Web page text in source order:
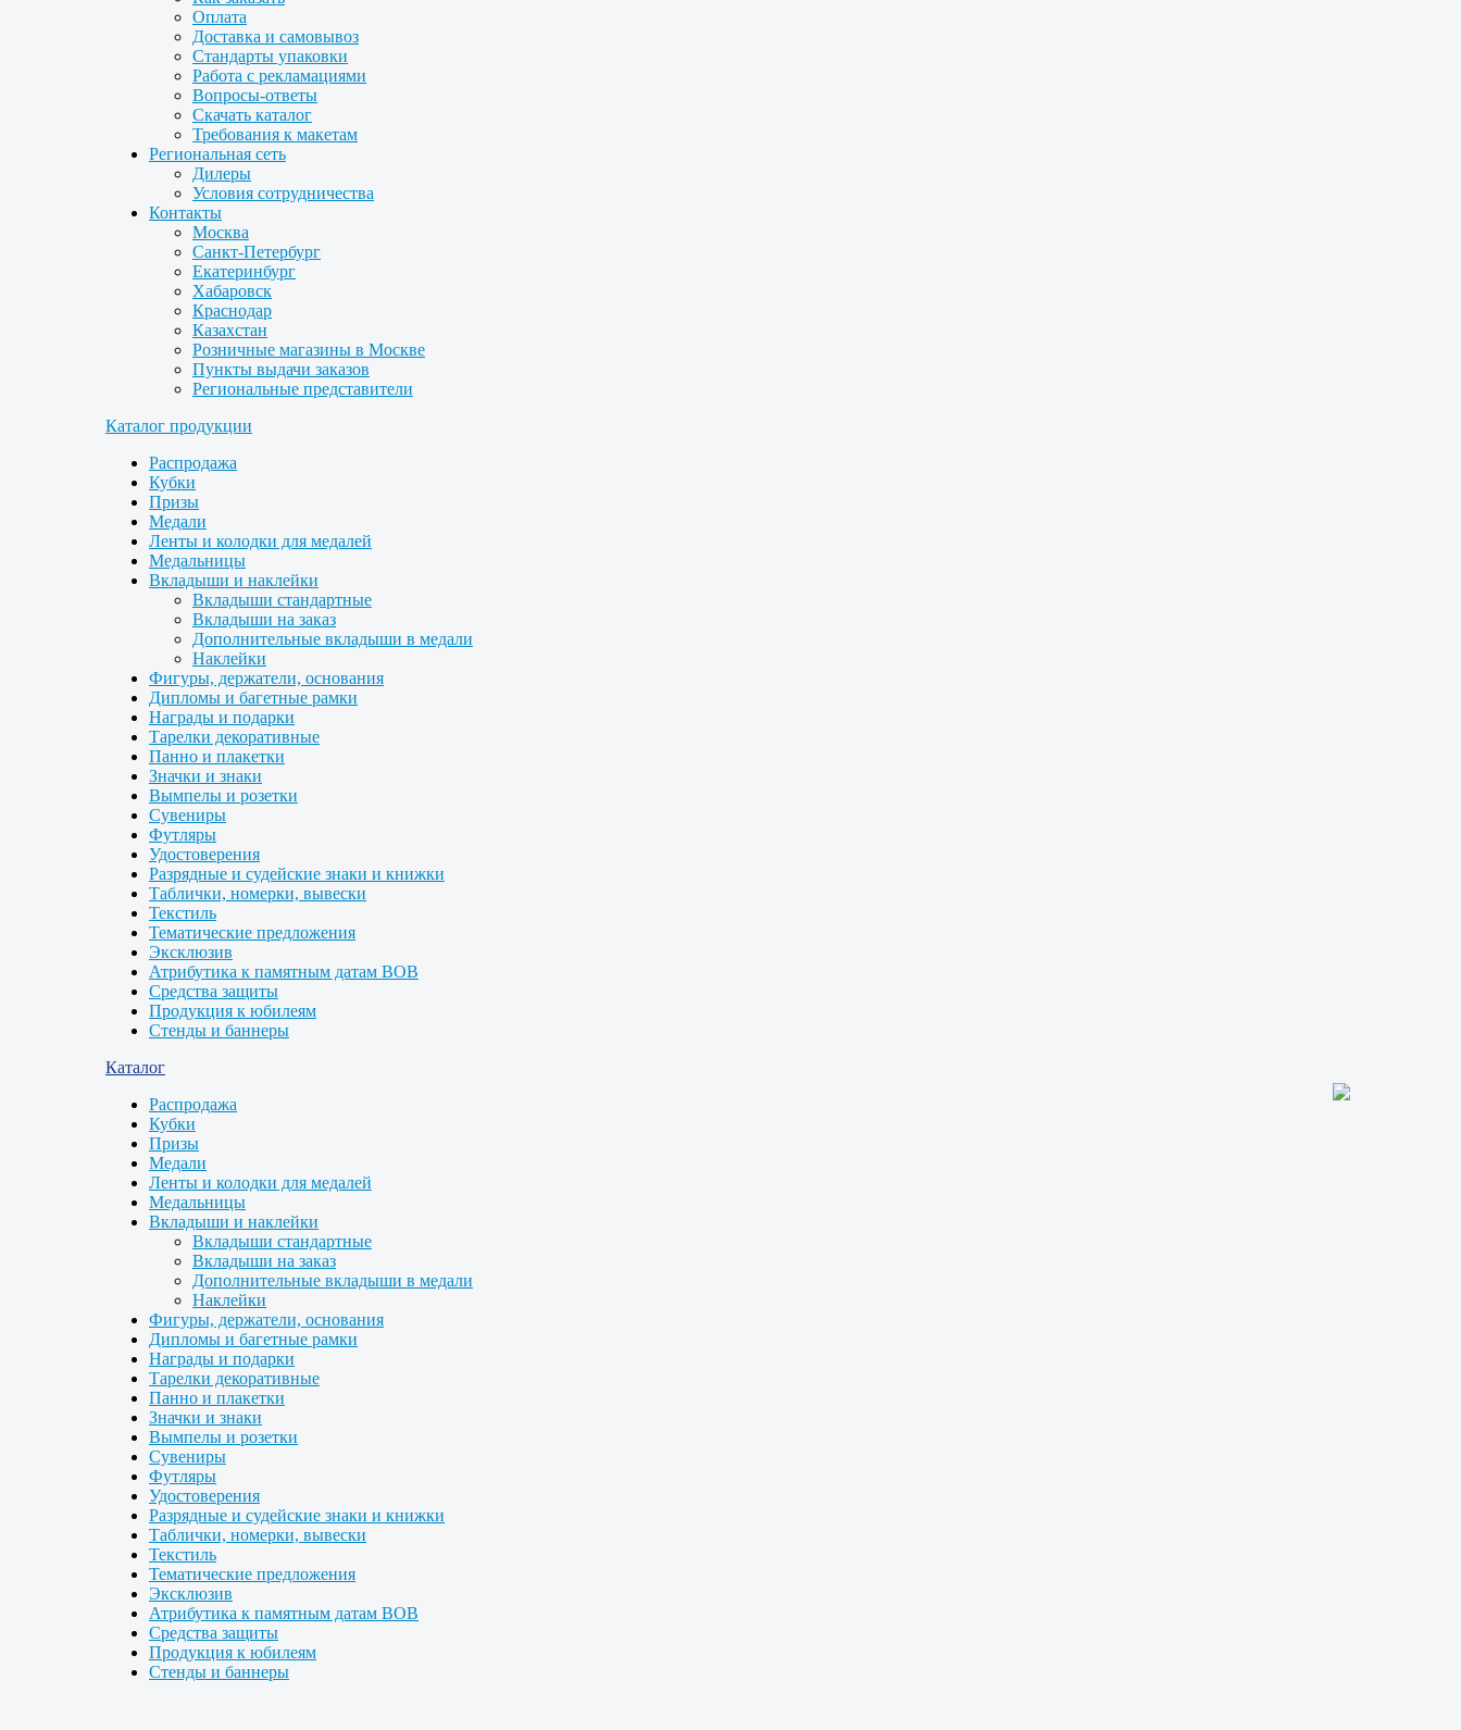
Оплата
Доставка и самовывоз
Стандарты упаковки
Работа с рекламациями
Вопросы-ответы
Скачать каталог
Требования к макетам
Региональная сеть
Дилеры
Условия сотрудничества
Контакты
Москва
Санкт-Петербург
Екатеринбург
Хабаровск
Краснодар
Казахстан
Розничные магазины в Москве
Пункты выдачи заказов
Региональные представители
Каталог продукции
Распродажа
Кубки
Призы
Медали
Ленты и колодки для медалей
Медальницы
Вкладыши и наклейки
Вкладыши стандартные
Вкладыши на заказ
Дополнительные вкладыши в медали
Наклейки
Фигуры, держатели, основания
Дипломы и багетные рамки
Награды и подарки
Тарелки декоративные
Панно и плакетки
Значки и знаки
Вымпелы и розетки
Сувениры
Футляры
Удостоверения
Разрядные и судейские знаки и книжки
Таблички, номерки, вывески
Текстиль
Тематические предложения
Эксклюзив
Атрибутика к памятным датам ВОВ
Средства защиты
Продукция к юбилеям
Стенды и баннеры
Каталог
Распродажа
Кубки
Призы
Медали
Ленты и колодки для медалей
Медальницы
Вкладыши и наклейки
Вкладыши стандартные
Вкладыши на заказ
Дополнительные вкладыши в медали
Наклейки
Фигуры, держатели, основания
Дипломы и багетные рамки
Награды и подарки
Тарелки декоративные
Панно и плакетки
Значки и знаки
Вымпелы и розетки
Сувениры
Футляры
Удостоверения
Разрядные и судейские знаки и книжки
Таблички, номерки, вывески
Текстиль
Тематические предложения
Эксклюзив
Атрибутика к памятным датам ВОВ
Средства защиты
Продукция к юбилеям
Стенды и баннеры